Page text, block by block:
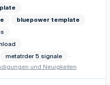
bluepower template
metatrder 5 signale
und Neuigkeiten